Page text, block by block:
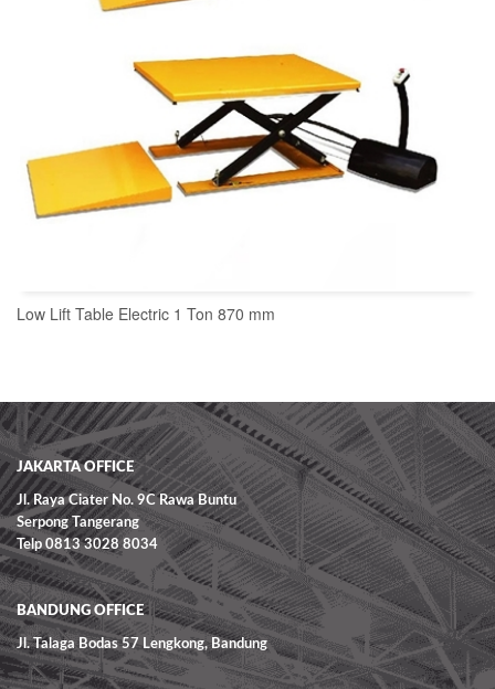
READ MORE
Low Lift Table Electric 1 Ton 870 mm
JAKARTA OFFICE
Jl. Raya Ciater No. 9C Rawa Buntu
Serpong Tangerang
Telp 0813 3028 8034
BANDUNG OFFICE
Jl. Talaga Bodas 57 Lengkong, Bandung